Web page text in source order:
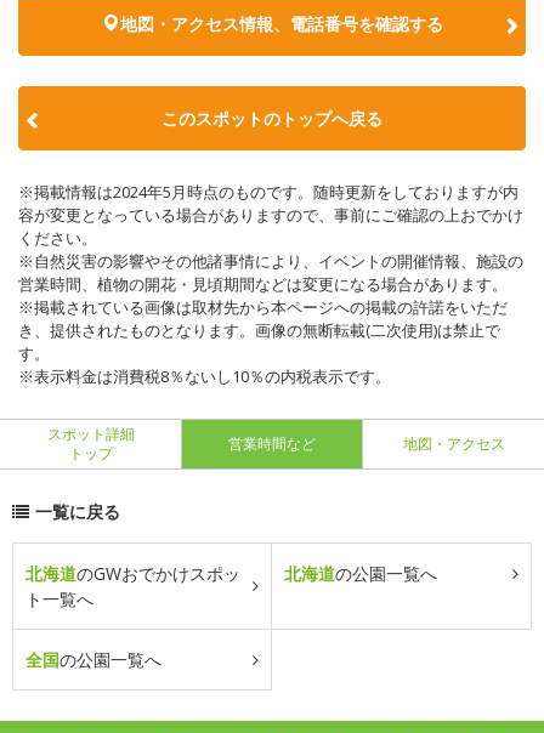
地図・アクセス情報、電話番号を確認する
このスポットのトップへ戻る
※掲載情報は2024年5月時点のものです。随時更新をしておりますが内
容が変更となっている場合がありますので、事前にご確認の上おでかけ
ください。
※自然災害の影響やその他諸事情により、イベントの開催情報、施設の
営業時間、植物の開花・見頃期間などは変更になる場合があります。
※掲載されている画像は取材先から本ページへの掲載の許諾をいただ
き、提供されたものとなります。画像の無断転載(二次使用)は禁止で
す。
※表示料金は消費税8％ないし10％の内税表示です。
スポット詳細
トップ
営業時間など 地図・アクセス
一覧に戻る
北海道のGWおでかけスポッ
ト一覧へ
北海道の公園一覧へ
全国の公園一覧へ